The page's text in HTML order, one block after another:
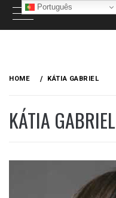
HOME KÁTIA GABRIEL
KÁTIA GABRIEL
Português